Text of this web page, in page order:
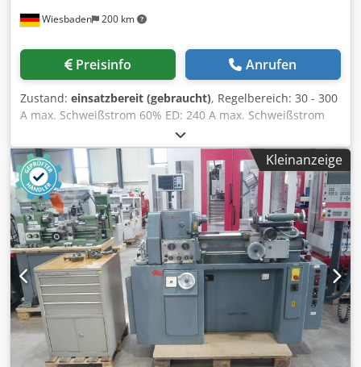
Wiesbaden 200 km
Preisinfo Anrufen
Zustand: einsatzbereit (gebraucht), Regelbereich: 30 - 300
A max. Schweißstrom 60% ED: 240 A max. Schweißstrom
100% ED: 180 A Chsdpfxjwvixue Aguoa elektr. Anschluß:
400 V kW Platzbedarf: 1050 x 450 x 810 mm Gewicht: 132 kg
Kleinanzeige